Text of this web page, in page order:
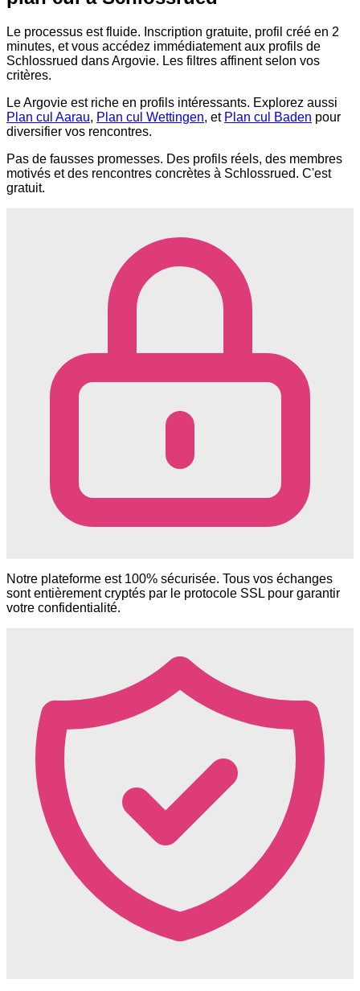
Le processus est fluide. Inscription gratuite, profil créé en 2
minutes, et vous accédez immédiatement aux profils de
Schlossrued dans Argovie. Les filtres affinent selon vos
critères.
Le Argovie est riche en profils intéressants. Explorez aussi
Plan cul Aarau, Plan cul Wettingen, et Plan cul Baden pour
diversifier vos rencontres.
Pas de fausses promesses. Des profils réels, des membres
motivés et des rencontres concrètes à Schlossrued. C'est
gratuit.
Notre plateforme est 100% sécurisée. Tous vos échanges
sont entièrement cryptés par le protocole SSL pour garantir
votre confidentialité.